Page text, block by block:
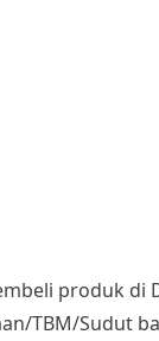
produk di
TBM/Sudut